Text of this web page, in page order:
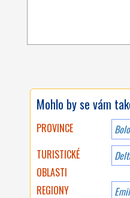
Mohlo by se vám
PROVINCE
TURISTICKÉ
OBLASTI
REGIONY